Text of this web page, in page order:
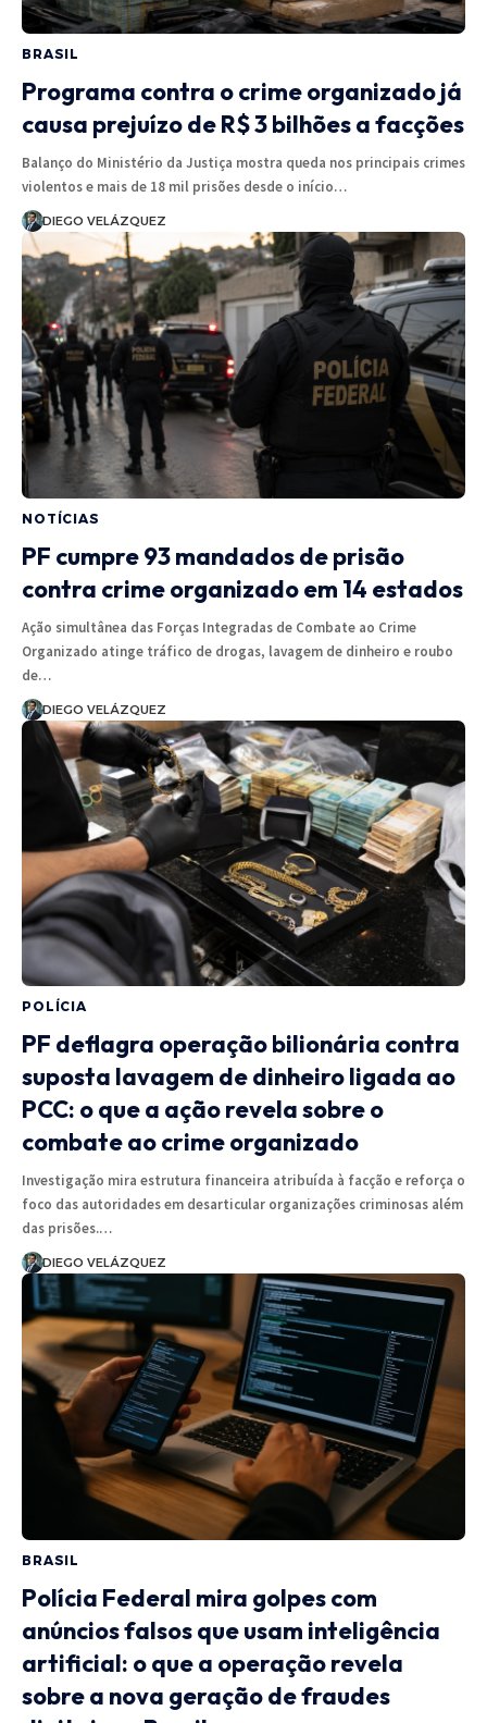
BRASIL
Programa contra o crime organizado já
causa prejuízo de R$ 3 bilhões a facções
Balanço do Ministério da Justiça mostra queda nos principais crimes
violentos e mais de 18 mil prisões desde o início…
DIEGO VELÁZQUEZ
NOTÍCIAS
PF cumpre 93 mandados de prisão
contra crime organizado em 14 estados
Ação simultânea das Forças Integradas de Combate ao Crime
Organizado atinge tráfico de drogas, lavagem de dinheiro e roubo
de…
DIEGO VELÁZQUEZ
POLÍCIA
PF deflagra operação bilionária contra
suposta lavagem de dinheiro ligada ao
PCC: o que a ação revela sobre o
combate ao crime organizado
Investigação mira estrutura financeira atribuída à facção e reforça o
foco das autoridades em desarticular organizações criminosas além
das prisões.…
DIEGO VELÁZQUEZ
BRASIL
Polícia Federal mira golpes com
anúncios falsos que usam inteligência
artificial: o que a operação revela
sobre a nova geração de fraudes